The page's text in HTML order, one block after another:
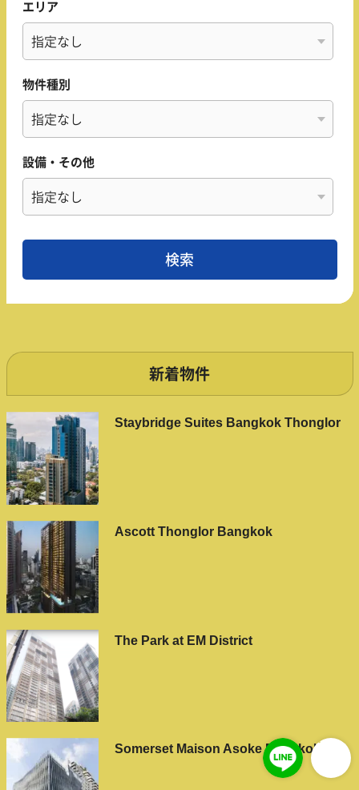
エリア
物件種別
設備・その他
新着物件
Staybridge Suites Bangkok Thonglor
Ascott Thonglor Bangkok
The Park at EM District
Somerset Maison Asoke Bangkok